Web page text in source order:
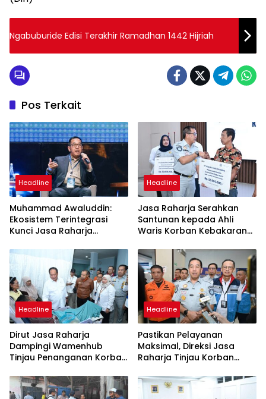
Ngabuburide Edisi Terakhir Ramadhan 1442 Hijriah
Pos Terkait
Headline
Muhammad Awaluddin:
Ekosistem Terintegrasi
Kunci Jasa Raharja
Maksimal Kepada
Masyarakat
Headline
Jasa Raharja Serahkan
Santunan kepada Ahli
Waris Korban Kebakaran
Headline
Dirut Jasa Raharja
Dampingi Wamenhub
Tinjau Penanganan Korban
PHC Surabaya
Headline
Pastikan Pelayanan
Maksimal, Direksi Jasa
Raharja Tinjau Korban
Sentosa II